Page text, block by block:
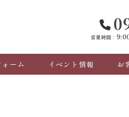
営業時間：
ーム イベント情報 お